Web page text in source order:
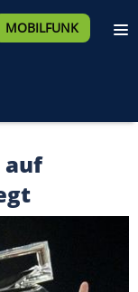
MOBILFUNK
auf